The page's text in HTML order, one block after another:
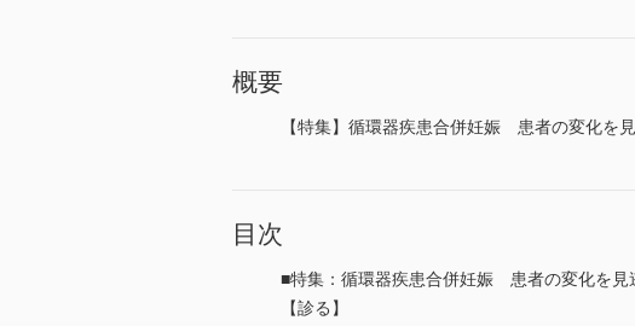
概要
【特集】循環器疾患合併妊娠 患者の変化を
目次
■特集：循環器疾患合併妊娠 患者の変化を
【診る】